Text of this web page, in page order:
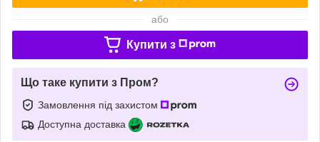
або
Купити з
Що таке купити з Пром?
Замовлення під захистом
Доступна доставка